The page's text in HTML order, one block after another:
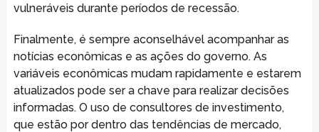
vulneráveis durante períodos de recessão.
Finalmente, é sempre aconselhável acompanhar as
notícias econômicas e as ações do governo. As
variáveis econômicas mudam rapidamente e estarem
atualizados pode ser a chave para realizar decisões
informadas. O uso de consultores de investimento,
que estão por dentro das tendências de mercado,